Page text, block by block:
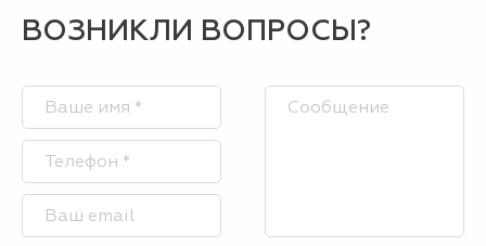
ВОЗНИКЛИ ВОПРОСЫ?